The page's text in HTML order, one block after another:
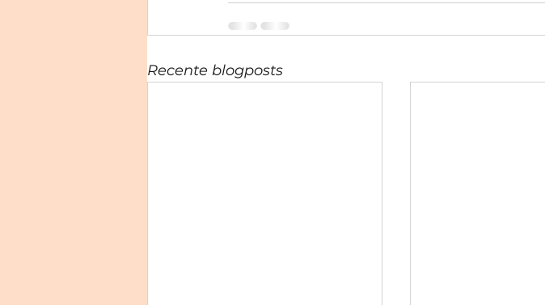
Recente blogposts